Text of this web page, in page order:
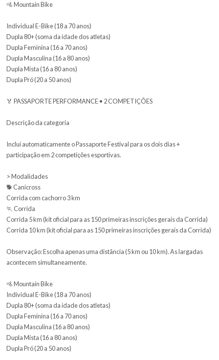
> Modalidades
Corrida com Cachorro 3 km
🏃 Corrida
Corrida 5 km (kit oficial para as 150 primeiras inscrições gerais da
Corrida 10 km (kit oficial para as 150 primeiras inscrições gerais
Observação: Escolha apenas uma distância (5 km ou 10 km). As
Individual E-Bike (18 a 70 anos)
Dupla 80+ (soma da idade dos atletas)
Dupla Feminina (16 a 70 anos)
Dupla Masculina (16 a 80 anos)
Dupla Mista (16 a 80 anos)
Dupla Pró (20 a 50 anos)
🏅 PASSAPORTE PERFORMANCE • 2 COMPETIÇÕES
Inclui automaticamente o Passaporte Festival para os dois dias +
participação em 2 competições esportivas.
> Modalidades
🐕 Canicross